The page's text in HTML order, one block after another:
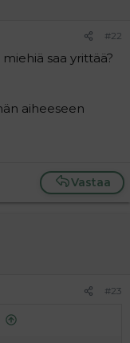
#22
saa yrittää?
aiheeseen
Vastaa
#23